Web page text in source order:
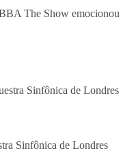
The Show emocionou
Sinfônica de Londres